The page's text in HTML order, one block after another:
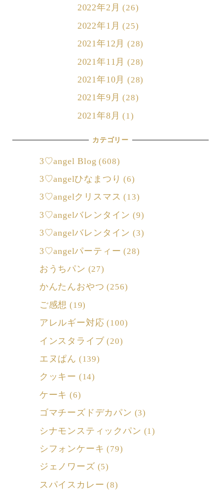
2022年2月 (26)
2022年1月 (25)
2021年12月 (28)
2021年11月 (28)
2021年10月 (28)
2021年9月 (28)
2021年8月 (1)
カテゴリー
3♡angel Blog (608)
3♡angelひなまつり (6)
3♡angelクリスマス (13)
3♡angelバレンタイン (9)
3♡angelバレンタイン (3)
3♡angelパーティー (28)
おうちパン (27)
かんたんおやつ (256)
ご感想 (19)
アレルギー対応 (100)
インスタライブ (20)
エヌぱん (139)
クッキー (14)
ケーキ (6)
ゴマチーズドデカパン (3)
シナモンスティックパン (1)
シフォンケーキ (79)
ジェノワーズ (5)
スパイスカレー (8)